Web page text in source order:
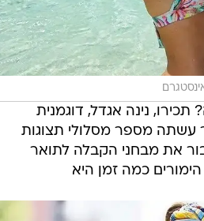
נינה אגדל, דוגמנית
24, שכבר עשתה מספר מסלולי תצוגות
את מבחני הקבלה לתואר
כמה זמן היא